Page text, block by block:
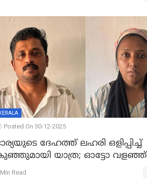
Posted On 30-12-2025
ദേഹത്ത് ലഹരി ഒളിപ്പിച്ച്
യാത്ര; ഓട്ടോ വളഞ്ഞ്
പിടികൂടി പൊലീസ്
Read